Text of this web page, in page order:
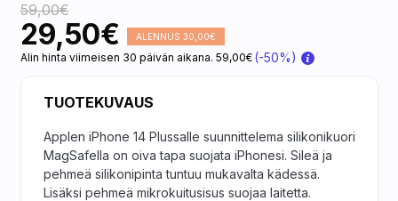
59,00€
29,50€ ALENNUS 30,00€
Alin hinta viimeisen 30 päivän aikana. 59,00€ (-50%)
TUOTEKUVAUS
Applen iPhone 14 Plussalle suunnit­telema silikoni­kuori
MagSafella on oiva tapa suojata iPhonesi. Sileä ja
pehmeä silikonipinta tuntuu mukavalta kädessä.
Lisäksi pehmeä mikrokuitusisus suojaa laitetta.